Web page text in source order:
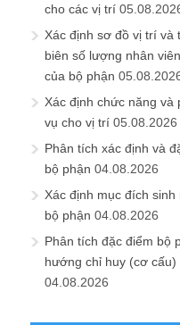
cho các vị trí
Xác định sơ đồ vị trí và
biên số lượng nhân
của bộ phận
Xác định chức năng và
vụ cho vị trí 05.08.2026
Phân tích xác định và
bộ phận 04.08.2026
Xác định mục đích sinh
bộ phận 04.08.2026
Phân tích đặc điểm bộ
hướng chỉ huy (cơ cấu)
04.08.2026